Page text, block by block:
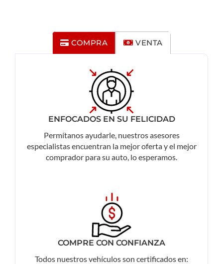
COMPRA VENTA
ENFOCADOS EN SU FELICIDAD
Permítanos ayudarle, nuestros asesores
especialistas encuentran la mejor oferta y el mejor
comprador para su auto, lo esperamos.
COMPRE CON CONFIANZA
Todos nuestros vehículos son certificados en: